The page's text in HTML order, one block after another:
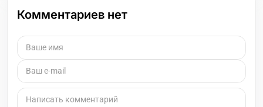
Комментариев нет